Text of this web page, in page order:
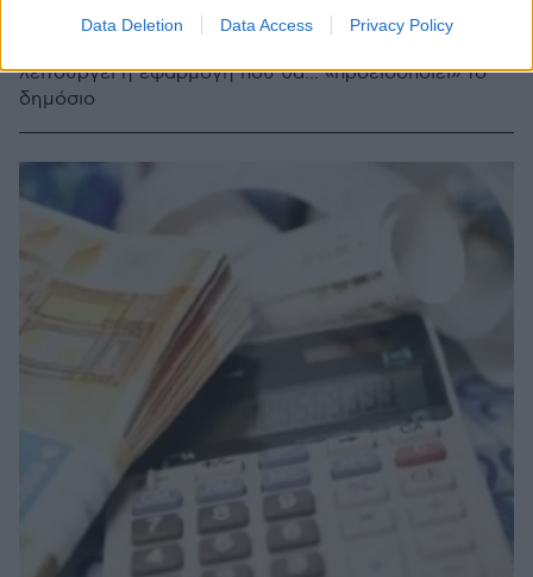
Data Deletion Data Access Privacy Policy
Κλείδωσαν 2,9 εκατ ευρω για την πλατφόρμα που θα
λειτουργεί η εφαρμογή που θα... «προειδοποιεί» το
δημόσιο